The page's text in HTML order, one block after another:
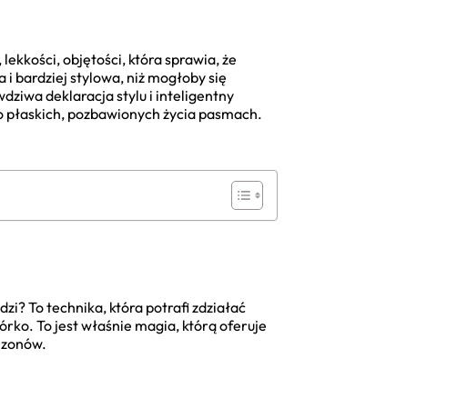
objętości, która sprawia, że
bardziej stylowa, niż mogłoby się
deklaracja stylu i inteligentny
pozbawionych życia pasmach.
To technika, która potrafi zdziałać
To jest właśnie magia, którą oferuje